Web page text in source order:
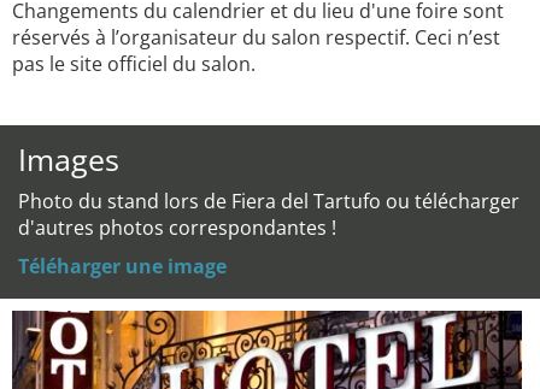
Changements du calendrier et du lieu d'une foire sont
réservés à l’organisateur du salon respectif. Ceci n’est
pas le site officiel du salon.
Images
Photo du stand lors de Fiera del Tartufo ou télécharger
d'autres photos correspondantes !
Téléharger une image